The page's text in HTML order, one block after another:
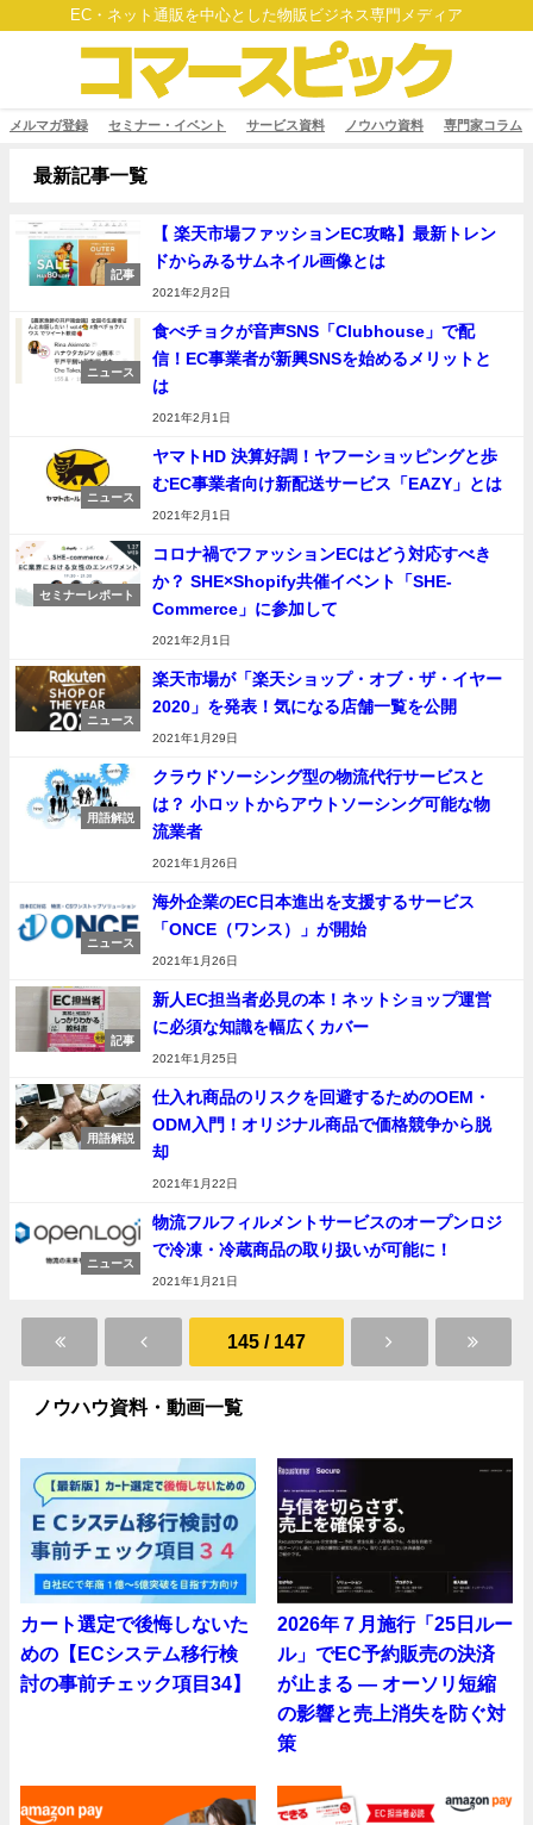
EC・ネット通販を中心とした物販ビジネス専門メディア
メルマガ登録 セミナー・イベント サービス資料 ノウハウ資料 専門家コラム
最新記事一覧
記事
【 楽天市場ファッションEC攻略】最新トレン
ドからみるサムネイル画像とは
2021年2月2日
ニュース
食べチョクが音声SNS「Clubhouse」で配
信！EC事業者が新興SNSを始めるメリットと
は
2021年2月1日
ニュース
ヤマトHD 決算好調！ヤフーショッピングと歩
むEC事業者向け新配送サービス「EAZY」とは
2021年2月1日
セミナーレポート
コロナ禍でファッションECはどう対応すべき
か？ SHE×Shopify共催イベント「SHE-
Commerce」に参加して
2021年2月1日
ニュース
楽天市場が「楽天ショップ・オブ・ザ・イヤー
2020」を発表！気になる店舗一覧を公開
2021年1月29日
用語解説
クラウドソーシング型の物流代行サービスと
は？ 小ロットからアウトソーシング可能な物
流業者
2021年1月26日
ニュース
海外企業のEC日本進出を支援するサービス
「ONCE（ワンス）」が開始
2021年1月26日
記事
新人EC担当者必見の本！ネットショップ運営
に必須な知識を幅広くカバー
2021年1月25日
用語解説
仕入れ商品のリスクを回避するためのOEM・
ODM入門！オリジナル商品で価格競争から脱
却
2021年1月22日
ニュース
物流フルフィルメントサービスのオープンロジ
で冷凍・冷蔵商品の取り扱いが可能に！
2021年1月21日
145 / 147
ノウハウ資料・動画一覧
カート選定で後悔しないた
めの【ECシステム移行検
討の事前チェック項目34】
2026年７月施行「25日ルー
ル」でEC予約販売の決済
が止まる ― オーソリ短縮
の影響と売上消失を防ぐ対
策